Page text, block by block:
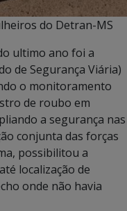
do Detran-MS
ultimo ano foi a
de Segurança Viária)
o monitoramento
de roubo em
a segurança nas
conjunta das forças
possibilitou a
localização de
onde não havia